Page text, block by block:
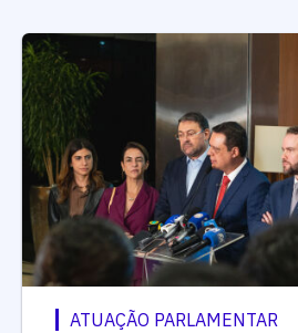
ATUAÇÃO PARLAMENTAR